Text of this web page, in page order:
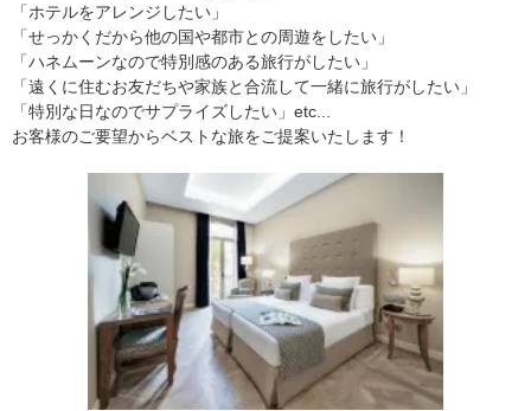
「ホテルをアレンジしたい」
「せっかくだから他の国や都市との周遊をしたい」
「ハネムーンなので特別感のある旅行がしたい」
「遠くに住むお友だちや家族と合流して一緒に旅行がしたい」
「特別な日なのでサプライズしたい」etc...
お客様のご要望からベストな旅をご提案いたします！